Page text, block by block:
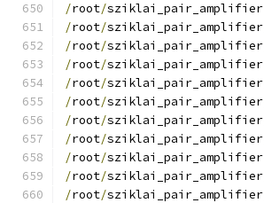
/root/sziklai_pair_amplifier
/root/sziklai_pair_amplifier
/root/sziklai_pair_amplifier
/root/sziklai_pair_amplifier
/root/sziklai_pair_amplifier
/root/sziklai_pair_amplifier
/root/sziklai_pair_amplifier
/root/sziklai_pair_amplifier
/root/sziklai_pair_amplifier
/root/sziklai_pair_amplifier
/root/sziklai_pair_amplifier